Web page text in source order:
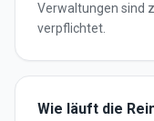
Verwaltungen sind
verpflichtet.
Wie läuft die